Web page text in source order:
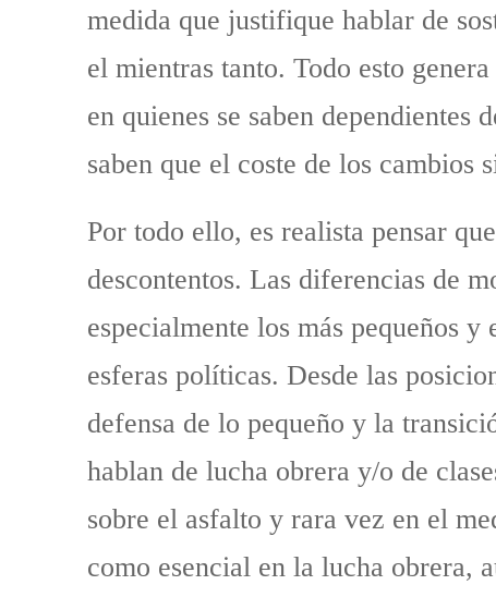
medida que justifique hablar de
el mientras tanto. Todo esto
en quienes se saben dependientes
saben que el coste de los cambios
Por todo ello, es realista pensar
descontentos. Las diferencias de
especialmente los más pequeños
esferas políticas. Desde las
defensa de lo pequeño y la
hablan de lucha obrera y/o de
sobre el asfalto y rara vez en el
como esencial en la lucha obrera,